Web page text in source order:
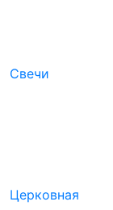
Свечи
Церковная